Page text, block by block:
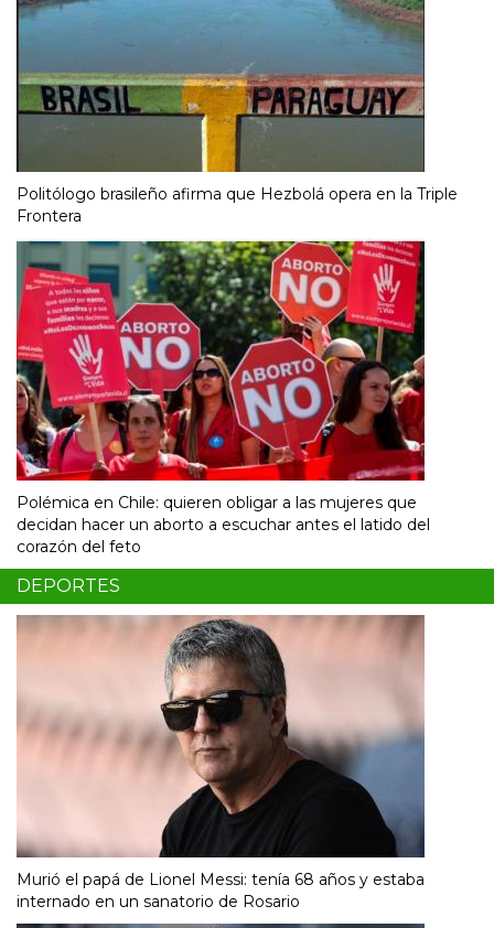
Politólogo brasileño afirma que Hezbolá opera en la Triple
Frontera
Polémica en Chile: quieren obligar a las mujeres que
decidan hacer un aborto a escuchar antes el latido del
corazón del feto
DEPORTES
Murió el papá de Lionel Messi: tenía 68 años y estaba
internado en un sanatorio de Rosario